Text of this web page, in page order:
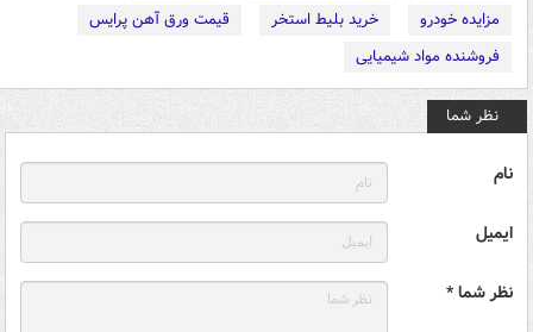
مزایده خودرو
خرید بلیط استخر
قیمت ورق آهن پرایس
فروشنده مواد شیمیایی
نظر شما
نام
ایمیل
نظر شما *